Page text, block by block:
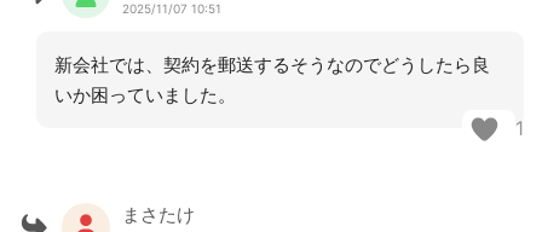
2025/11/07 10:51
新会社では、契約を郵送するそうなのでどうしたら良
いか困っていました。
1
まさたけ